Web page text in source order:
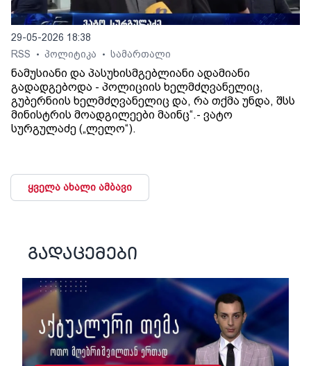
29-05-2026 18:38
RSS
• პოლიტიკა • სამართალი
ნამუსიანი და პასუხისმგებლიანი ადამიანი
გადადგებოდა - პოლიციის ხელმძღვანელიც,
გუბერნიის ხელმძღვანელიც და, რა თქმა უნდა, შსს
მინისტრის მოადგილეები მაინც“.- ვატო
სურგულაძე („ლელო“).
ყველა ახალი ამბავი
გადაცემები